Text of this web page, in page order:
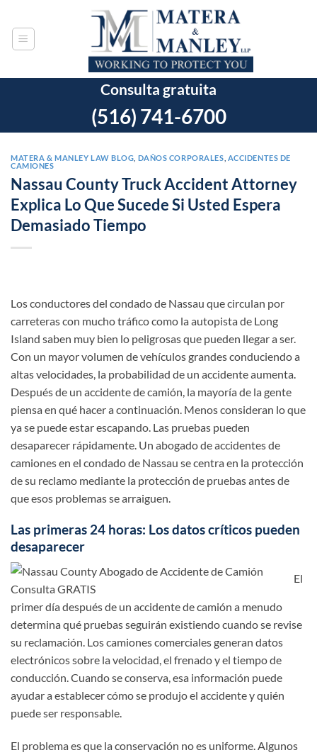
contenido
Consulta gratuita
(516) 741-6700
MATERA & MANLEY LAW BLOG DAÑOS CORPORALES ACCIDENTES DE
CAMIONES
Nassau County Truck Accident Attorney
Explica Lo Que Sucede Si Usted Espera
Demasiado Tiempo
Los conductores del condado de Nassau que circulan por
carreteras con mucho tráfico como la autopista de Long
Island saben muy bien lo peligrosas que pueden llegar a ser.
Con un mayor volumen de vehículos grandes conduciendo a
altas velocidades, la probabilidad de un accidente aumenta.
Después de un accidente de camión, la mayoría de la gente
piensa en qué hacer a continuación. Menos consideran lo que
ya se puede estar escapando. Las pruebas pueden
desaparecer rápidamente. Un abogado de accidentes de
camiones en el condado de Nassau se centra en la protección
de su reclamo mediante la protección de pruebas antes de
que esos problemas se arraiguen.
Las primeras 24 horas: Los datos críticos pueden
desaparecer
El
primer día después de un accidente de camión a menudo
determina qué pruebas seguirán existiendo cuando se revise
su reclamación. Los camiones comerciales generan datos
electrónicos sobre la velocidad, el frenado y el tiempo de
conducción. Cuando se conserva, esa información puede
ayudar a establecer cómo se produjo el accidente y quién
puede ser responsable.
El problema es que la conservación no es uniforme. Algunos